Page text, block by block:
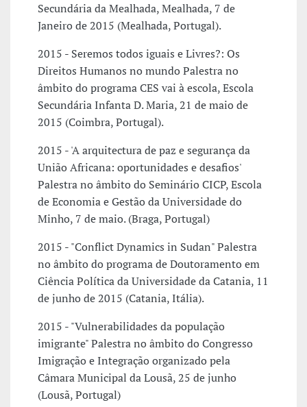
Secundária da Mealhada, Mealhada, 7 de
Janeiro de 2015 (Mealhada, Portugal).
2015 - Seremos todos iguais e Livres?: Os
Direitos Humanos no mundo Palestra no
âmbito do programa CES vai à escola, Escola
Secundária Infanta D. Maria, 21 de maio de
2015 (Coimbra, Portugal).
2015 - 'A arquitectura de paz e segurança da
União Africana: oportunidades e desafios'
Palestra no âmbito do Seminário CICP, Escola
de Economia e Gestão da Universidade do
Minho, 7 de maio. (Braga, Portugal)
2015 - "Conflict Dynamics in Sudan" Palestra
no âmbito do programa de Doutoramento em
Ciência Política da Universidade da Catania, 11
de junho de 2015 (Catania, Itália).
2015 - "Vulnerabilidades da população
imigrante" Palestra no âmbito do Congresso
Imigração e Integração organizado pela
Câmara Municipal da Lousã, 25 de junho
(Lousã, Portugal)